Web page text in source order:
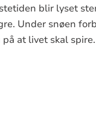
blir lyset
Under snøen
at livet skal spire.